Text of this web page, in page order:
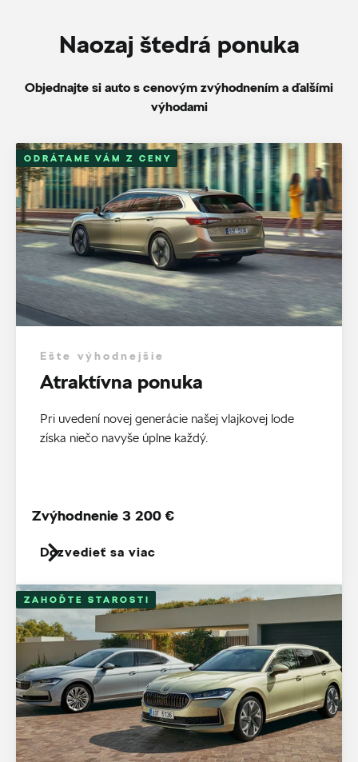
Naozaj štedrá ponuka
Objednajte si auto s cenovým zvýhodnením a ďalšími
výhodami
ODRÁTAME VÁM Z CENY
Ešte výhodnejšie
Atraktívna ponuka
Pri uvedení novej generácie našej vlajkovej lode
získa niečo navyše úplne každý.
Dozvedieť sa viac
Zvýhodnenie 3 200 €
ZAHOĎTE STAROSTI